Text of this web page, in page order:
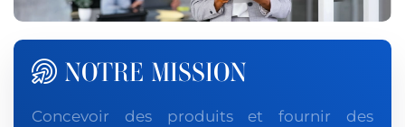
NOTRE MISSION
Concevoir des produits et fournir des